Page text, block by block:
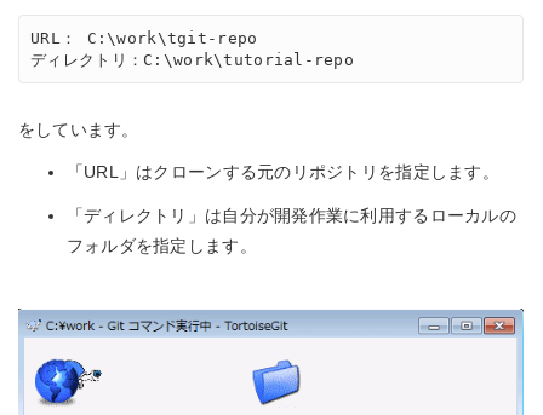
URL： C:\work\tgit-repo
ディレクトリ：C:\work\tutorial-repo
をしています。
「URL」はクローンする元のリポジトリを指定します。
「ディレクトリ」は自分が開発作業に利用するローカルの
フォルダを指定します。